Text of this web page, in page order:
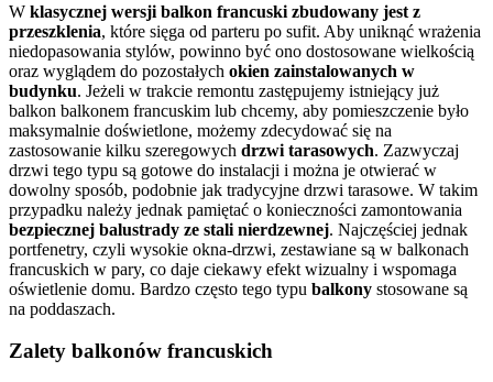
W klasycznej wersji balkon francuski zbudowany jest z
przeszklenia, które sięga od parteru po sufit. Aby uniknąć wrażenia
niedopasowania stylów, powinno być ono dostosowane wielkością
oraz wyglądem do pozostałych okien zainstalowanych w
budynku. Jeżeli w trakcie remontu zastępujemy istniejący już
balkon balkonem francuskim lub chcemy, aby pomieszczenie było
maksymalnie doświetlone, możemy zdecydować się na
zastosowanie kilku szeregowych drzwi tarasowych. Zazwyczaj
drzwi tego typu są gotowe do instalacji i można je otwierać w
dowolny sposób, podobnie jak tradycyjne drzwi tarasowe. W takim
przypadku należy jednak pamiętać o konieczności zamontowania
bezpiecznej balustrady ze stali nierdzewnej. Najczęściej jednak
portfenetry, czyli wysokie okna-drzwi, zestawiane są w balkonach
francuskich w pary, co daje ciekawy efekt wizualny i wspomaga
oświetlenie domu. Bardzo często tego typu balkony stosowane są
na poddaszach.
Zalety balkonów francuskich